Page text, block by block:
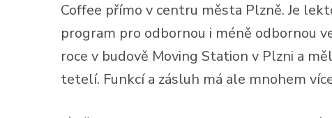
Coffee přímo v centru města Plzně. Je
program pro odbornou i méně odbornou
roce v budově Moving Station v Plzni a
tetelí. Funkcí a zásluh má ale mnohem